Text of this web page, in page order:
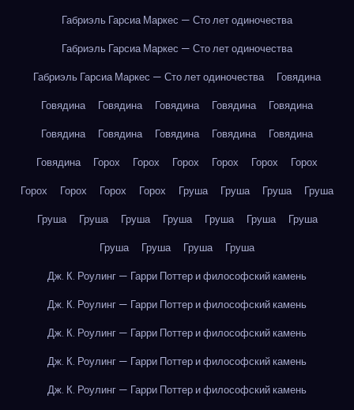
Габриэль Гарсиа Маркес — Сто лет одиночества
Габриэль Гарсиа Маркес — Сто лет одиночества
Габриэль Гарсиа Маркес — Сто лет одиночества
Говядина
Говядина
Говядина Говядина Говядина
Говядина
Говядина
Говядина Говядина Говядина
Говядина
Говядина
Горох Горох Горох Горох Горох
Горох
Горох
Горох Горох Горох Груша Груша Груша
Груша
Груша
Груша Груша Груша Груша Груша
Груша
Груша
Груша Груша
Груша
Дж. К. Роулинг — Гарри Поттер и философский камень
Дж. К. Роулинг — Гарри Поттер и философский камень
Дж. К. Роулинг — Гарри Поттер и философский камень
Дж. К. Роулинг — Гарри Поттер и философский камень
Дж. К. Роулинг — Гарри Поттер и философский камень